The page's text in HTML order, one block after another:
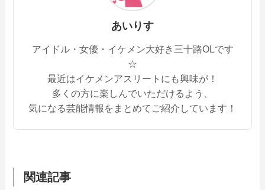
あいりす
アイドル・女優・イケメン大好き三十路OLです
☆
最近はイケメンアスリートにも興味が！
多くの方に楽しんでいただけるよう、
気になる芸能情報をまとめてご紹介しています！
関連記事